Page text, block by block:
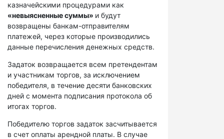
казначейскими процедурами как
«невыясненные суммы» и будут
возвращены банкам-отправителям
платежей, через которые производились
данные перечисления денежных средств.
Задаток возвращается всем претендентам
и участникам торгов, за исключением
победителя, в течение десяти банковских
дней с момента подписания протокола об
итогах торгов.
Победителю торгов задаток засчитывается
в счет оплаты арендной платы. В случае